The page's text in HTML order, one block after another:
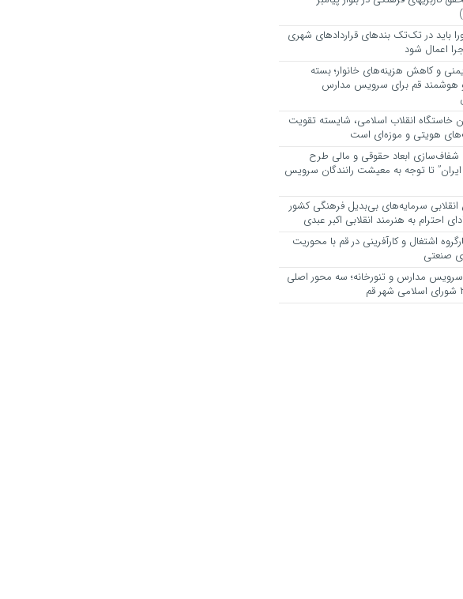
باید در تک‌تک بندهای قراردادهای شهری
اعمال شود
و کاهش هزینه‌های خانوار؛ بسته
هوشمند قم برای سرویس مدارس
خاستگاه انقلاب اسلامی، شایسته تقویت
هویتی و موزه‌ای است
شفاف‌سازی ابعاد حقوقی و مالی طرح
ایران” تا توجه به معیشت رانندگان سرویس
انقلابی سرمایه‌های بی‌بدیل فرهنگی کشور
احترام به هنرمند انقلابی اکبر عبدی
اشتغال و کارآفرینی در قم با محوریت
صنعتی
سرویس مدارس و تنورخانه؛ سه محور اصلی